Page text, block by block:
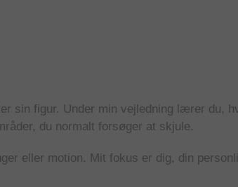
sin figur. Under min vejledning lærer du,
du normalt forsøger at skjule.
eller motion. Mit fokus er dig, din